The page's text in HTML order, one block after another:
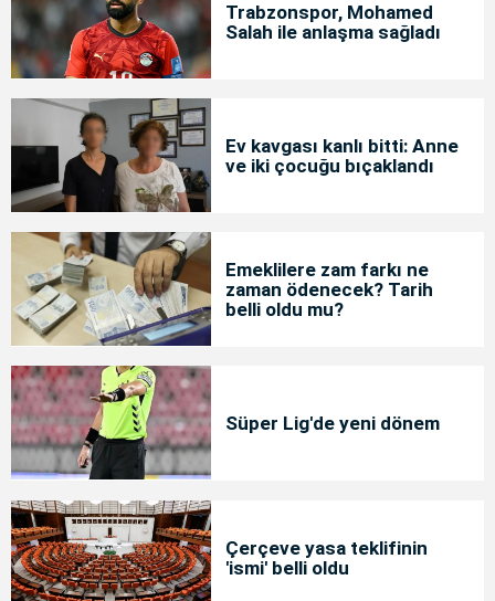
Trabzonspor, Mohamed
Salah ile anlaşma sağladı
Ev kavgası kanlı bitti: Anne
ve iki çocuğu bıçaklandı
Emeklilere zam farkı ne
zaman ödenecek? Tarih
belli oldu mu?
Süper Lig'de yeni dönem
Çerçeve yasa teklifinin
'ismi' belli oldu